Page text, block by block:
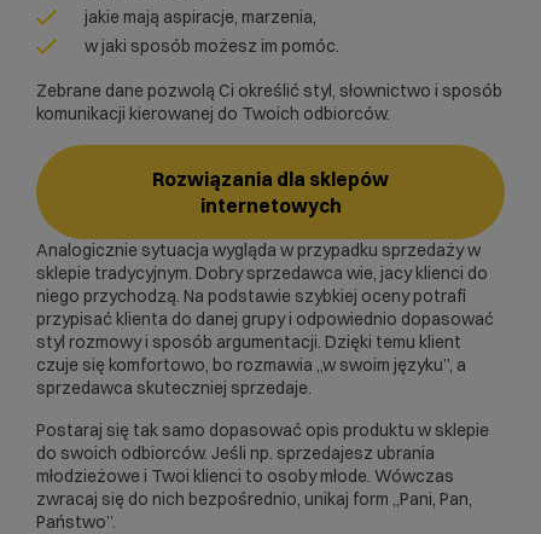
jakie mają aspiracje, marzenia,
w jaki sposób możesz im pomóc.
Zebrane dane pozwolą Ci określić styl, słownictwo i sposób
komunikacji kierowanej do Twoich odbiorców.
Rozwiązania dla sklepów
internetowych
Analogicznie sytuacja wygląda w przypadku sprzedaży w
sklepie tradycyjnym. Dobry sprzedawca wie, jacy klienci do
niego przychodzą. Na podstawie szybkiej oceny potrafi
przypisać klienta do danej grupy i odpowiednio dopasować
styl rozmowy i sposób argumentacji. Dzięki temu klient
czuje się komfortowo, bo rozmawia „w swoim języku”, a
sprzedawca skuteczniej sprzedaje.
Postaraj się tak samo dopasować opis produktu w sklepie
do swoich odbiorców. Jeśli np. sprzedajesz ubrania
młodzieżowe i Twoi klienci to osoby młode. Wówczas
zwracaj się do nich bezpośrednio, unikaj form „Pani, Pan,
Państwo”.